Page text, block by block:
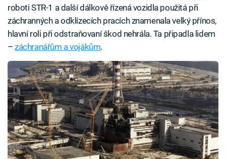
roboti STR-1 a další dálkově řízená vozidla použitá při
záchranných a odklízecích pracích znamenala velký přínos,
hlavní roli při odstraňovaní škod nehrála. Ta připadla lidem
–záchranářům a vojákům.